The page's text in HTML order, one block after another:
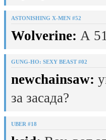
ASTONISHING X-MEN #52
Wolverine: А
GUNG-HO: SEXY BEAST #02
newchainsaw:
за засада?
UBER #18